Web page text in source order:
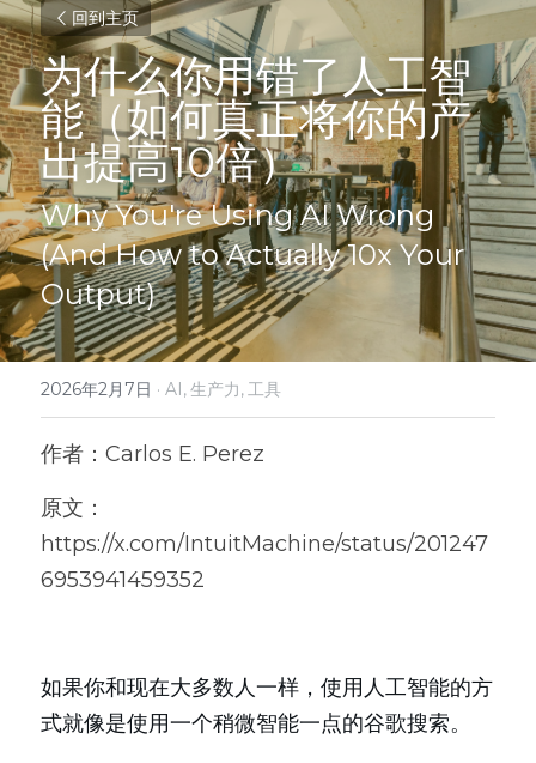
回到主页
为什么你用错了人工智
能（如何真正将你的产
出提高10倍）
Why You're Using AI Wrong
(And How to Actually 10x Your
Output)
2026年2月7日 · AI,生产力,工具
作者：Carlos E. Perez
原文：
https://x.com/IntuitMachine/status/201247
6953941459352
如果你和现在大多数人一样，使用人工智能的方
式就像是使用一个稍微智能一点的谷歌搜索。